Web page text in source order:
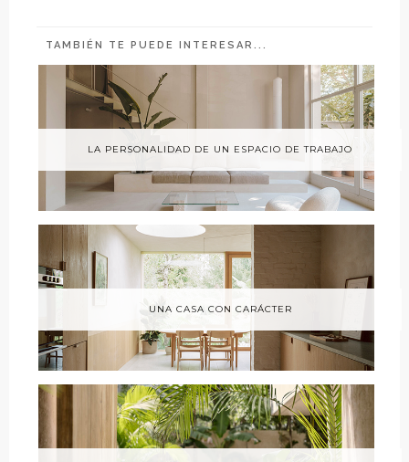
TAMBIÉN TE PUEDE INTERESAR...
LA PERSONALIDAD DE UN ESPACIO DE TRABAJO
UNA CASA CON CARÁCTER